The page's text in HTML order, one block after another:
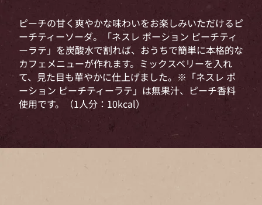
ピーチの甘く爽やかな味わいをお楽しみいただけるピ
ーチティーソーダ。「ネスレ ポーション ピーチティ
ーラテ」を炭酸水で割れば、おうちで簡単に本格的な
カフェメニューが作れます。ミックスベリーを入れ
て、見た目も華やかに仕上げました。※「ネスレ ポ
ーション ピーチティーラテ」は無果汁、ピーチ香料
使用です。（1人分：10kcal）